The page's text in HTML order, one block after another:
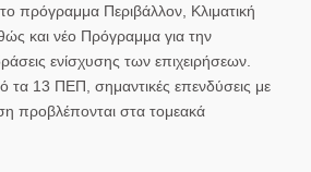
το πρόγραμμα Περιβάλλον, Κλιματική
και νέο Πρόγραμμα για την
ενίσχυσης των επιχειρήσεων.
τα 13 ΠΕΠ, σημαντικές επενδύσεις με
προβλέπονται στα τομεακά